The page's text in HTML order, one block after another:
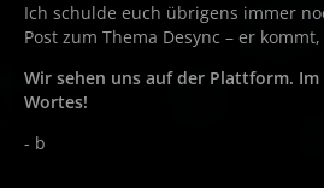
Ich schulde euch übrigens immer
Post zum Thema Desync – er
Wir sehen uns auf der Plattform.
Wortes!
- b